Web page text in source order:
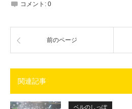
コメント: 0
前のページ
関連記事
ベルのしっぽ